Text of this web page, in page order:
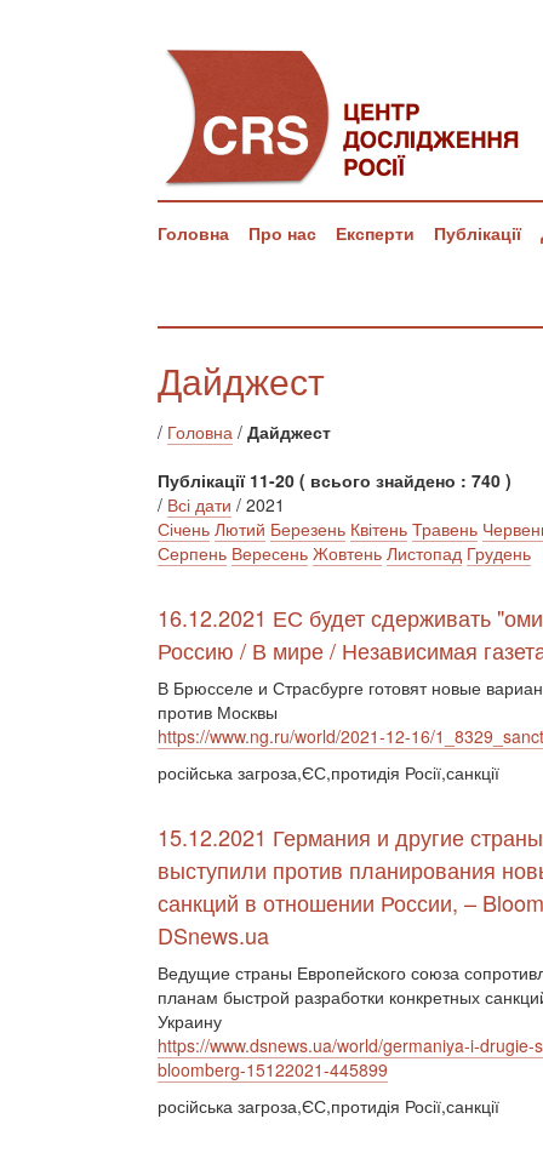
Головна Про нас Експерти Публікації
Дайджест
/ Головна / Дайджест
Публікації 11-20 ( всього знайдено : 740 )
/ Всі дати / 2021
Січень Лютий Березень Квітень Травень
Серпень Вересень Жовтень Листопад Грудень
16.12.2021 ЕС будет сдерживать
Россию / В мире / Независимая
В Брюсселе и Страсбурге готовят новые
против Москвы
https://www.ng.ru/world/2021-12-16/
російська загроза,ЄС,протидія Росії,санкції
15.12.2021 Германия и другие
выступили против планирования
санкций в отношении России, –
DSnews.ua
Ведущие страны Европейского союза
планам быстрой разработки конкретных
Украину
https://www.dsnews.ua/world/germaniya-i-
bloomberg-15122021-445899
російська загроза,ЄС,протидія Росії,санкції